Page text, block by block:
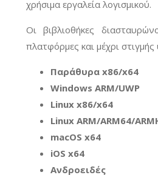
χρήσιμα εργαλεία λογισμικού.
Οι βιβλιοθήκες
πλατφόρμες και μέχρι
Παράθυρα x86/x64
Windows ARM/UWP
Linux x86/x64
Linux ARM/ARM64/
macOS x64
iOS x64
Ανδροειδές